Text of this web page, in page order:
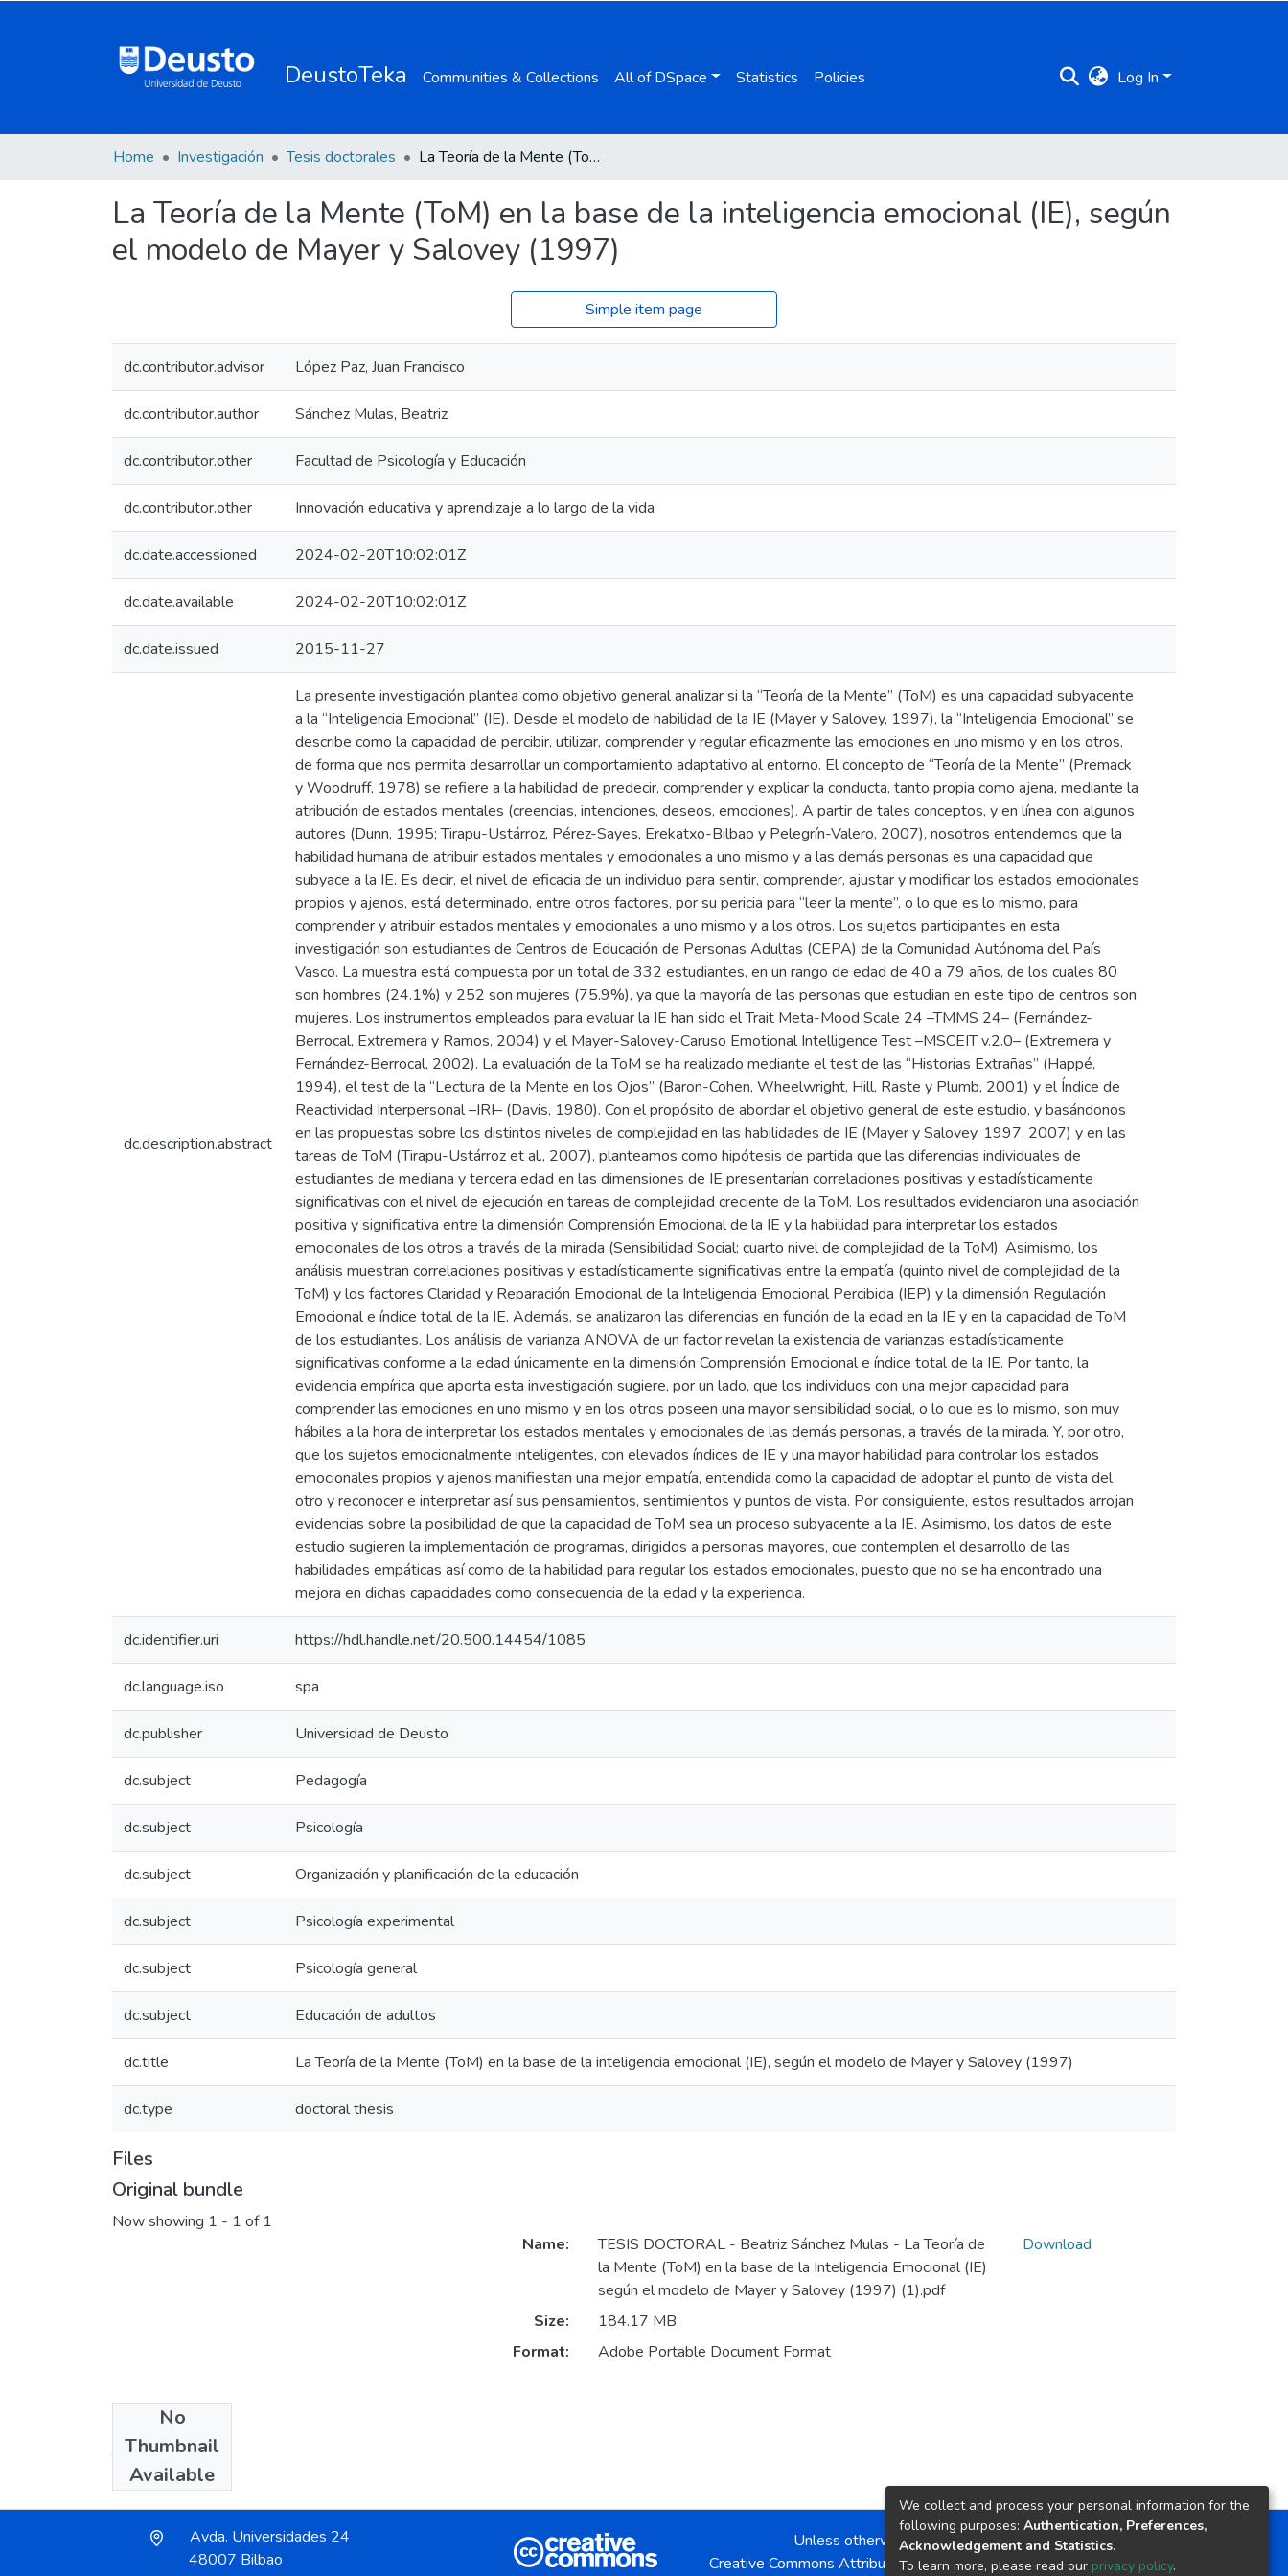
DeustoTeka Communities & Collections All of DSpace Statistics Policies Log In
Home Investigación Tesis doctorales La Teoría de la Mente (ToM) en la base de la inteligencia emocional (IE), según el modelo de Mayer y Salovey (1997)
La Teoría de la Mente (ToM) en la base de la inteligencia emocional (IE), según
el modelo de Mayer y Salovey (1997)
Simple item page
dc.contributor.advisor López Paz, Juan Francisco
dc.contributor.author Sánchez Mulas, Beatriz
dc.contributor.other Facultad de Psicología y Educación
dc.contributor.other Innovación educativa y aprendizaje a lo largo de la vida
dc.date.accessioned 2024-02-20T10:02:01Z
dc.date.available 2024-02-20T10:02:01Z
dc.date.issued 2015-11-27
dc.description.abstract
La presente investigación plantea como objetivo general analizar si la “Teoría de la Mente” (ToM) es una capacidad subyacente
a la “Inteligencia Emocional” (IE). Desde el modelo de habilidad de la IE (Mayer y Salovey, 1997), la “Inteligencia Emocional” se
describe como la capacidad de percibir, utilizar, comprender y regular eficazmente las emociones en uno mismo y en los otros,
de forma que nos permita desarrollar un comportamiento adaptativo al entorno. El concepto de “Teoría de la Mente” (Premack
y Woodruff, 1978) se refiere a la habilidad de predecir, comprender y explicar la conducta, tanto propia como ajena, mediante la
atribución de estados mentales (creencias, intenciones, deseos, emociones). A partir de tales conceptos, y en línea con algunos
autores (Dunn, 1995; Tirapu-Ustárroz, Pérez-Sayes, Erekatxo-Bilbao y Pelegrín-Valero, 2007), nosotros entendemos que la
habilidad humana de atribuir estados mentales y emocionales a uno mismo y a las demás personas es una capacidad que
subyace a la IE. Es decir, el nivel de eficacia de un individuo para sentir, comprender, ajustar y modificar los estados emocionales
propios y ajenos, está determinado, entre otros factores, por su pericia para “leer la mente”, o lo que es lo mismo, para
comprender y atribuir estados mentales y emocionales a uno mismo y a los otros. Los sujetos participantes en esta
investigación son estudiantes de Centros de Educación de Personas Adultas (CEPA) de la Comunidad Autónoma del País
Vasco. La muestra está compuesta por un total de 332 estudiantes, en un rango de edad de 40 a 79 años, de los cuales 80
son hombres (24.1%) y 252 son mujeres (75.9%), ya que la mayoría de las personas que estudian en este tipo de centros son
mujeres. Los instrumentos empleados para evaluar la IE han sido el Trait Meta-Mood Scale 24 –TMMS 24– (Fernández-
Berrocal, Extremera y Ramos, 2004) y el Mayer-Salovey-Caruso Emotional Intelligence Test –MSCEIT v.2.0– (Extremera y
Fernández-Berrocal, 2002). La evaluación de la ToM se ha realizado mediante el test de las “Historias Extrañas” (Happé,
1994), el test de la “Lectura de la Mente en los Ojos” (Baron-Cohen, Wheelwright, Hill, Raste y Plumb, 2001) y el Índice de
Reactividad Interpersonal –IRI– (Davis, 1980). Con el propósito de abordar el objetivo general de este estudio, y basándonos
en las propuestas sobre los distintos niveles de complejidad en las habilidades de IE (Mayer y Salovey, 1997, 2007) y en las
tareas de ToM (Tirapu-Ustárroz et al., 2007), planteamos como hipótesis de partida que las diferencias individuales de
estudiantes de mediana y tercera edad en las dimensiones de IE presentarían correlaciones positivas y estadísticamente
significativas con el nivel de ejecución en tareas de complejidad creciente de la ToM. Los resultados evidenciaron una asociación
positiva y significativa entre la dimensión Comprensión Emocional de la IE y la habilidad para interpretar los estados
emocionales de los otros a través de la mirada (Sensibilidad Social; cuarto nivel de complejidad de la ToM). Asimismo, los
análisis muestran correlaciones positivas y estadísticamente significativas entre la empatía (quinto nivel de complejidad de la
ToM) y los factores Claridad y Reparación Emocional de la Inteligencia Emocional Percibida (IEP) y la dimensión Regulación
Emocional e índice total de la IE. Además, se analizaron las diferencias en función de la edad en la IE y en la capacidad de ToM
de los estudiantes. Los análisis de varianza ANOVA de un factor revelan la existencia de varianzas estadísticamente
significativas conforme a la edad únicamente en la dimensión Comprensión Emocional e índice total de la IE. Por tanto, la
evidencia empírica que aporta esta investigación sugiere, por un lado, que los individuos con una mejor capacidad para
comprender las emociones en uno mismo y en los otros poseen una mayor sensibilidad social, o lo que es lo mismo, son muy
hábiles a la hora de interpretar los estados mentales y emocionales de las demás personas, a través de la mirada. Y, por otro,
que los sujetos emocionalmente inteligentes, con elevados índices de IE y una mayor habilidad para controlar los estados
emocionales propios y ajenos manifiestan una mejor empatía, entendida como la capacidad de adoptar el punto de vista del
otro y reconocer e interpretar así sus pensamientos, sentimientos y puntos de vista. Por consiguiente, estos resultados arrojan
evidencias sobre la posibilidad de que la capacidad de ToM sea un proceso subyacente a la IE. Asimismo, los datos de este
estudio sugieren la implementación de programas, dirigidos a personas mayores, que contemplen el desarrollo de las
habilidades empáticas así como de la habilidad para regular los estados emocionales, puesto que no se ha encontrado una
mejora en dichas capacidades como consecuencia de la edad y la experiencia.
dc.identifier.uri https://hdl.handle.net/20.500.14454/1085
dc.language.iso spa
dc.publisher Universidad de Deusto
dc.subject Pedagogía
dc.subject Psicología
dc.subject Organización y planificación de la educación
dc.subject Psicología experimental
dc.subject Psicología general
dc.subject Educación de adultos
dc.title La Teoría de la Mente (ToM) en la base de la inteligencia emocional (IE), según el modelo de Mayer y Salovey (1997)
dc.type doctoral thesis
Files
Original bundle
Now showing 1 - 1 of 1
No
Thumbnail
Available
Name:
TESIS DOCTORAL - Beatriz Sánchez Mulas - La Teoría de
la Mente (ToM) en la base de la Inteligencia Emocional (IE)
según el modelo de Mayer y Salovey (1997) (1).pdf
Size:
184.17 MB
Format:
Adobe Portable Document Format
Download
Collections
Avda. Universidades 24
48007 Bilbao
Unless otherwise noted, the item license is described as:
Creative Commons Attribution-NonCommercial-NoDerivs 4.0 License
We collect and process your personal information for the
following purposes: Authentication, Preferences,
Acknowledgement and Statistics.
To learn more, please read our privacy policy.